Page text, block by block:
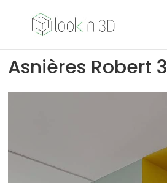
Asnières Robert 3